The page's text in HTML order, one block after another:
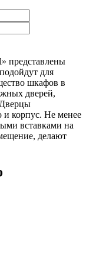
представлены
для
шкафов в
дверей,
Дверцы
и корпус. Не менее
вставками на
делают